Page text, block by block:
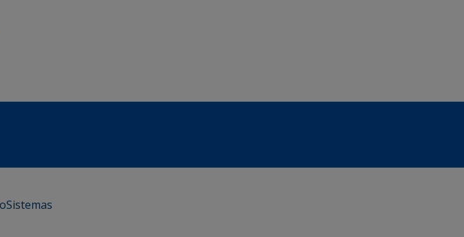
Sistemas